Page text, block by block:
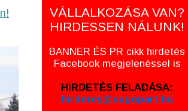
VÁLLALKOZÁSA VAN?
HIRDESSEN NÁLUNK!
BANNER ÉS PR cikk hirdetés
Facebook megjelenéssel is
HIRDETÉS FELADÁSA:
hirdetes@sugopart.hu